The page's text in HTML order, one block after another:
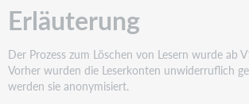
Erläuterung
Der Prozess zum Löschen von Lesern wurde ab
Vorher wurden die Leserkonten unwiderruflich
werden sie anonymisiert.